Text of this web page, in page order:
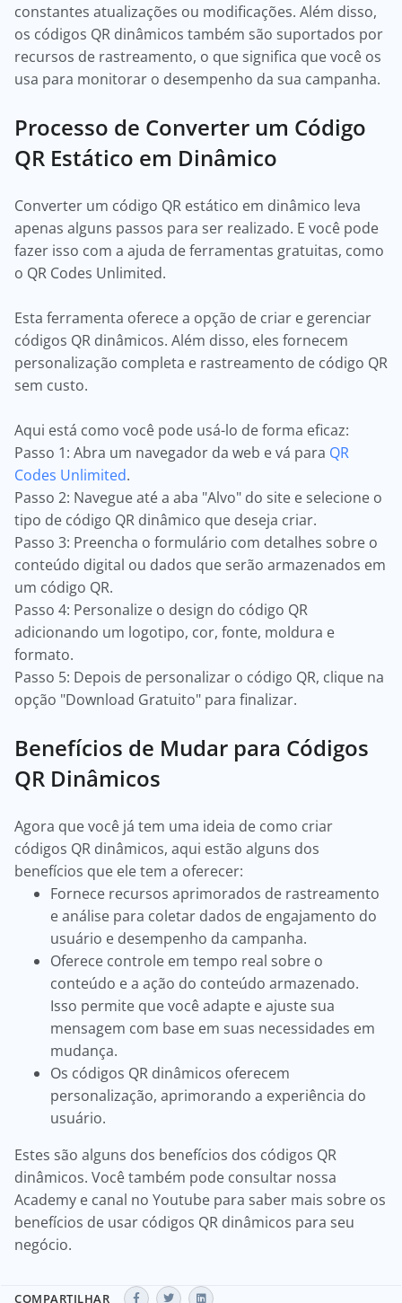
constantes atualizações ou modificações. Além disso,
os códigos QR dinâmicos também são suportados por
recursos de rastreamento, o que significa que você os
usa para monitorar o desempenho da sua campanha.
Processo de Converter um Código
QR Estático em Dinâmico
Converter um código QR estático em dinâmico leva
apenas alguns passos para ser realizado. E você pode
fazer isso com a ajuda de ferramentas gratuitas, como
o QR Codes Unlimited.
Esta ferramenta oferece a opção de criar e gerenciar
códigos QR dinâmicos. Além disso, eles fornecem
personalização completa e rastreamento de código QR
sem custo.
Aqui está como você pode usá-lo de forma eficaz:
Passo 1: Abra um navegador da web e vá para QR
Codes Unlimited.
Passo 2: Navegue até a aba "Alvo" do site e selecione o
tipo de código QR dinâmico que deseja criar.
Passo 3: Preencha o formulário com detalhes sobre o
conteúdo digital ou dados que serão armazenados em
um código QR.
Passo 4: Personalize o design do código QR
adicionando um logotipo, cor, fonte, moldura e
formato.
Passo 5: Depois de personalizar o código QR, clique na
opção "Download Gratuito" para finalizar.
Benefícios de Mudar para Códigos
QR Dinâmicos
Agora que você já tem uma ideia de como criar
códigos QR dinâmicos, aqui estão alguns dos
benefícios que ele tem a oferecer:
Fornece recursos aprimorados de rastreamento
e análise para coletar dados de engajamento do
usuário e desempenho da campanha.
Oferece controle em tempo real sobre o
conteúdo e a ação do conteúdo armazenado.
Isso permite que você adapte e ajuste sua
mensagem com base em suas necessidades em
mudança.
Os códigos QR dinâmicos oferecem
personalização, aprimorando a experiência do
usuário.
Estes são alguns dos benefícios dos códigos QR
dinâmicos. Você também pode consultar nossa
Academy e canal no Youtube para saber mais sobre os
benefícios de usar códigos QR dinâmicos para seu
negócio.
COMPARTILHAR